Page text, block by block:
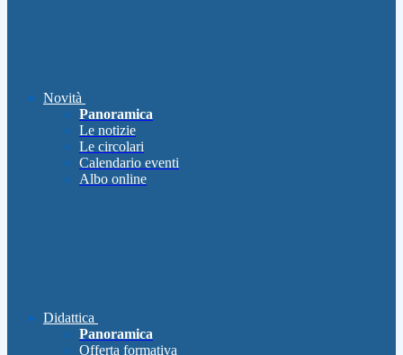
Novità
Panoramica
Le notizie
Le circolari
Calendario eventi
Albo online
Didattica
Panoramica
Offerta formativa